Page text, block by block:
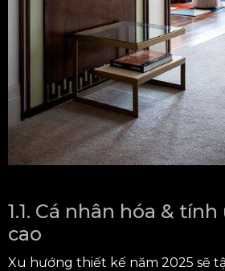
1.1. Cá nhân hóa &
cao
Xu hướng thiết kế năm 2025 sẽ